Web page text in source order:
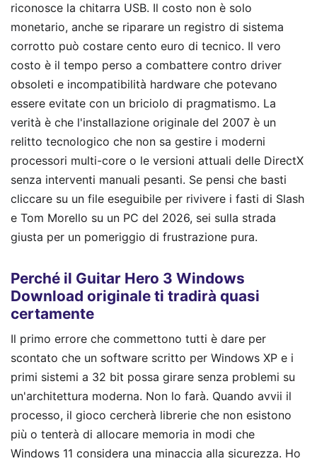
riconosce la chitarra USB. Il costo non è solo
monetario, anche se riparare un registro di sistema
corrotto può costare cento euro di tecnico. Il vero
costo è il tempo perso a combattere contro driver
obsoleti e incompatibilità hardware che potevano
essere evitate con un briciolo di pragmatismo. La
verità è che l'installazione originale del 2007 è un
relitto tecnologico che non sa gestire i moderni
processori multi-core o le versioni attuali delle DirectX
senza interventi manuali pesanti. Se pensi che basti
cliccare su un file eseguibile per rivivere i fasti di Slash
e Tom Morello su un PC del 2026, sei sulla strada
giusta per un pomeriggio di frustrazione pura.
Perché il Guitar Hero 3 Windows
Download originale ti tradirà quasi
certamente
Il primo errore che commettono tutti è dare per
scontato che un software scritto per Windows XP e i
primi sistemi a 32 bit possa girare senza problemi su
un'architettura moderna. Non lo farà. Quando avvii il
processo, il gioco cercherà librerie che non esistono
più o tenterà di allocare memoria in modi che
Windows 11 considera una minaccia alla sicurezza. Ho